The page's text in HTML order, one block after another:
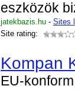
eszközök
jatekbazis.hu - Sites
Site rating:
Kompan
EU-